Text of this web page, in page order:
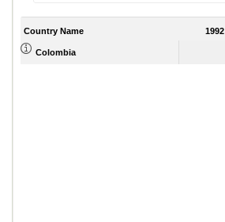
Country Name 1992
Colombia